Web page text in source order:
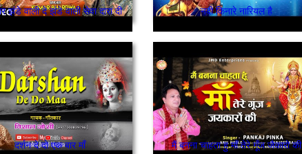
झंडे वाली दे झंडे वाली सेवा दारा दी नदी किनारे नारियल है
दर्शन दे दो एक बार माँ मैं बनना चाहता हु माँ तेरे गूँज जैकारो की